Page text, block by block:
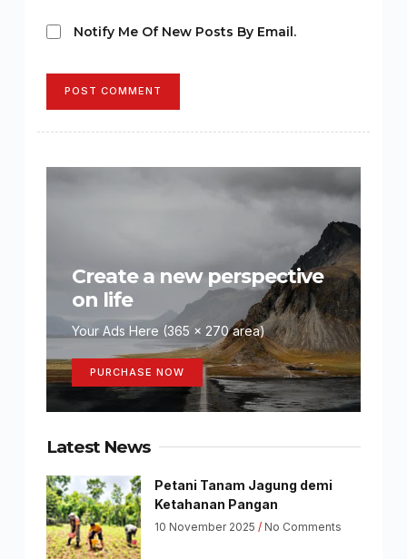
Notify Me Of New Posts By Email.
POST COMMENT
Create a new perspective
on life
Your Ads Here (365 x 270 area)
PURCHASE NOW
Latest News
Petani Tanam Jagung demi
Ketahanan Pangan
10 November 2025 No Comments